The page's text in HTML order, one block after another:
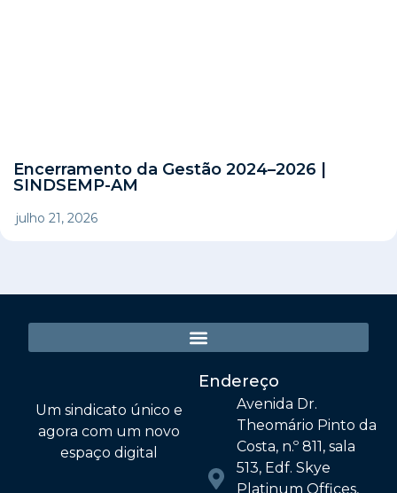
Encerramento da Gestão 2024–2026 |
SINDSEMP-AM
julho 21, 2026
Um sindicato único e
agora com um novo
espaço digital
Endereço
Avenida Dr.
Theomário Pinto da
Costa, n.º 811, sala
513, Edf. Skye
Platinum Offices,